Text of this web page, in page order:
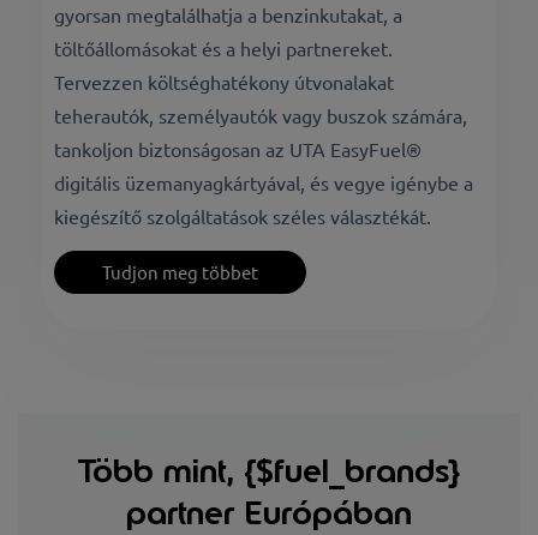
gyorsan megtalálhatja a benzinkutakat, a
töltőállomásokat és a helyi partnereket.
Tervezzen költséghatékony útvonalakat
teherautók, személyautók vagy buszok számára,
tankoljon biztonságosan az UTA EasyFuel®
digitális üzemanyagkártyával, és vegye igénybe a
kiegészítő szolgáltatások széles választékát.
Tudjon meg többet
Több mint, {$fuel_brands}
partner Európában